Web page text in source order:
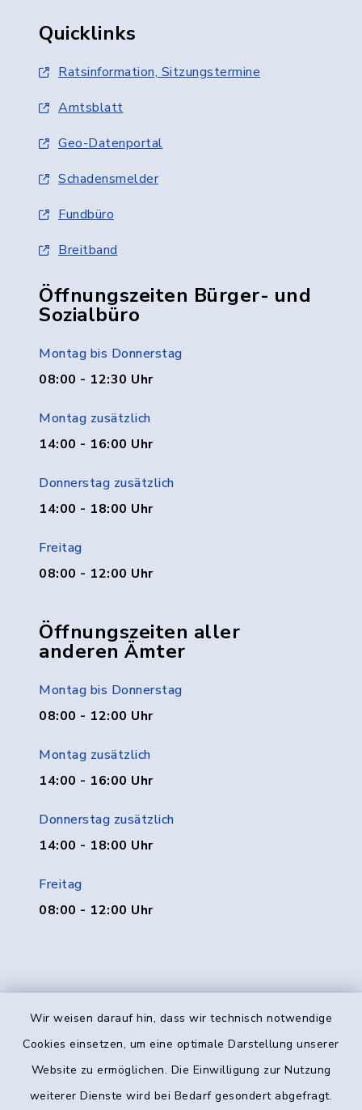
Wir weisen darauf hin, dass wir technisch notwendige
Cookies einsetzen, um eine optimale Darstellung unserer
Website zu ermöglichen. Die Einwilligung zur Nutzung
weiterer Dienste wird bei Bedarf gesondert abgefragt.
Quicklinks
Ratsinformation, Sitzungstermine
Amtsblatt
Geo-Datenportal
Schadensmelder
Fundbüro
Breitband
Öffnungszeiten Bürger- und
Sozialbüro
Montag bis Donnerstag
08:00 - 12:30 Uhr
Montag zusätzlich
14:00 - 16:00 Uhr
Donnerstag zusätzlich
14:00 - 18:00 Uhr
Freitag
08:00 - 12:00 Uhr
Öffnungszeiten aller
anderen Ämter
Montag bis Donnerstag
08:00 - 12:00 Uhr
Montag zusätzlich
14:00 - 16:00 Uhr
Donnerstag zusätzlich
14:00 - 18:00 Uhr
Freitag
08:00 - 12:00 Uhr
Kontakt